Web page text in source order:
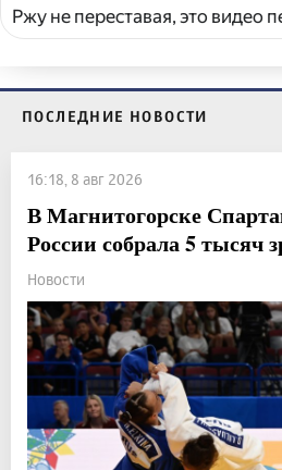
Ржу не переставая, это видео
ПОСЛЕДНИЕ НОВОСТИ
16:18, 8 авг 2026
В Магнитогорске
России собрала 5 тысяч
Новости